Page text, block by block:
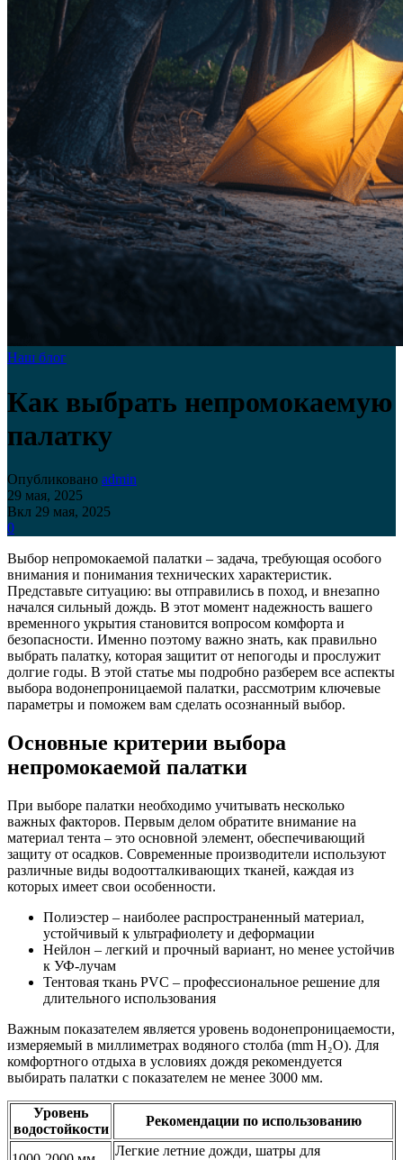
Наш блог
Как выбрать непромокаемую
палатку
Опубликовано admin
29 мая, 2025
Вкл 29 мая, 2025
0
Выбор непромокаемой палатки – задача, требующая особого
внимания и понимания технических характеристик.
Представьте ситуацию: вы отправились в поход, и внезапно
начался сильный дождь. В этот момент надежность вашего
временного укрытия становится вопросом комфорта и
безопасности. Именно поэтому важно знать, как правильно
выбрать палатку, которая защитит от непогоды и прослужит
долгие годы. В этой статье мы подробно разберем все аспекты
выбора водонепроницаемой палатки, рассмотрим ключевые
параметры и поможем вам сделать осознанный выбор.
Основные критерии выбора
непромокаемой палатки
При выборе палатки необходимо учитывать несколько
важных факторов. Первым делом обратите внимание на
материал тента – это основной элемент, обеспечивающий
защиту от осадков. Современные производители используют
различные виды водоотталкивающих тканей, каждая из
которых имеет свои особенности.
Полиэстер – наиболее распространенный материал,
устойчивый к ультрафиолету и деформации
Нейлон – легкий и прочный вариант, но менее устойчив
к УФ-лучам
Тентовая ткань PVC – профессиональное решение для
длительного использования
Важным показателем является уровень водонепроницаемости,
измеряемый в миллиметрах водяного столба (mm H₂O). Для
комфортного отдыха в условиях дождя рекомендуется
выбирать палатки с показателем не менее 3000 мм.
Уровень
водостойкости
Рекомендации по использованию
Легкие летние дожди, шатры для